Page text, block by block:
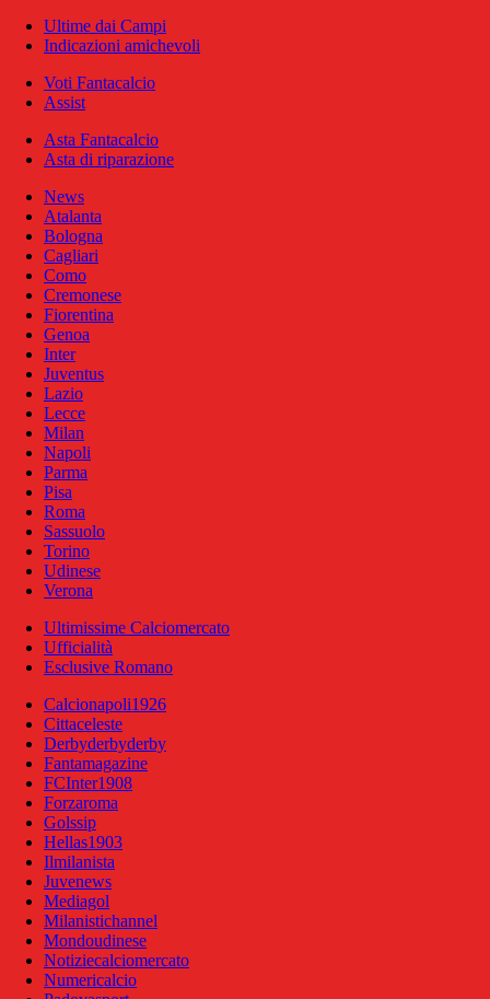
Ultime dai Campi
Indicazioni amichevoli
Voti Fantacalcio
Assist
Asta Fantacalcio
Asta di riparazione
News
Atalanta
Bologna
Cagliari
Como
Cremonese
Fiorentina
Genoa
Inter
Juventus
Lazio
Lecce
Milan
Napoli
Parma
Pisa
Roma
Sassuolo
Torino
Udinese
Verona
Ultimissime Calciomercato
Ufficialità
Esclusive Romano
Calcionapoli1926
Cittaceleste
Derbyderbyderby
Fantamagazine
FCInter1908
Forzaroma
Golssip
Hellas1903
Ilmilanista
Juvenews
Mediagol
Milanistichannel
Mondoudinese
Notiziecalciomercato
Numericalcio